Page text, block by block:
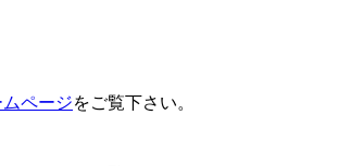
ページをご覧下さい。